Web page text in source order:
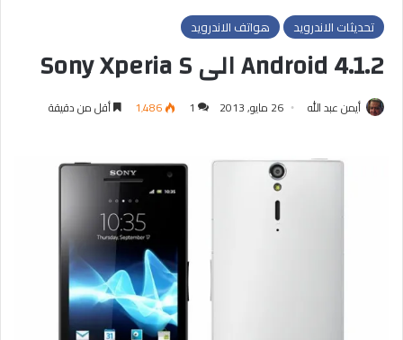
تحديثات الاندرويد
هواتف الاندرويد
Android 4.1.2 الى Sony Xperia S
أيمن عبد الله 26 مايو, 2013 1 1٬486 أقل من دقيقة